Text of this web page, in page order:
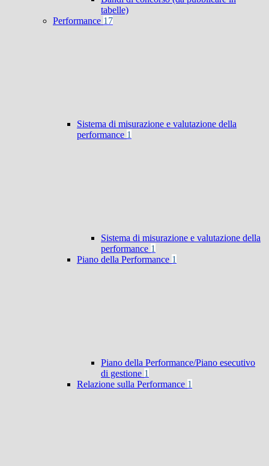
tabelle)
Performance 17
Sistema di misurazione e valutazione della
performance 1
Sistema di misurazione e valutazione della
performance 1
Piano della Performance 1
Piano della Performance/Piano esecutivo
di gestione 1
Relazione sulla Performance 1